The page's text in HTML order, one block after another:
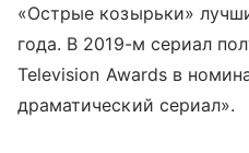
«Острые козырьки»
года. В 2019-м сериал
Television Awards в
драматический сериал».